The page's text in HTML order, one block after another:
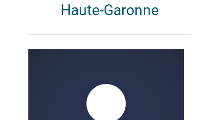
Haute-Garonne